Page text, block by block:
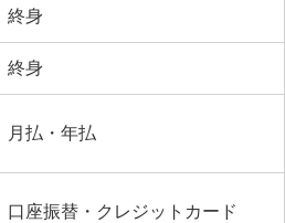
終身
終身
月払・年払
口座振替・クレジットカード